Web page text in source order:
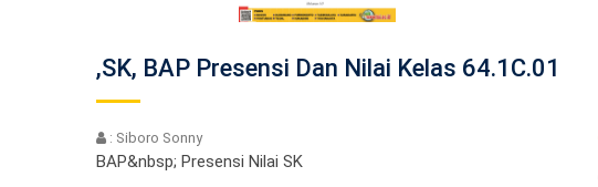
,SK, BAP Presensi Dan Nilai Kelas 64.1C.01
: Siboro Sonny
BAP&nbsp; Presensi Nilai SK